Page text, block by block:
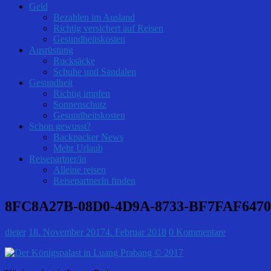
Geld
Bezahlen im Ausland
Richtig versichert auf Reisen
Gesundheitskosten
Ausrüstung
Rucksäcke
Schuhe und Sandalen
Gesundheit
Richtig impfen
Sonnenschutz
Gesundheitskosten
Schon gewusst?
Backpacker News
Mehr Urlaub
Reisepartner/in
Alleine reisen
ReisepartnerIn finden
8FC8A27B-08D0-4D9A-8733-
dieter 18. November 20174. Februar 2018 0 Kommentare